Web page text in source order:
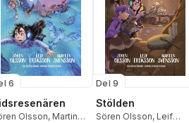
6
Olsson, Martin
Del 9
Stölden
Sören Olsson, Leif